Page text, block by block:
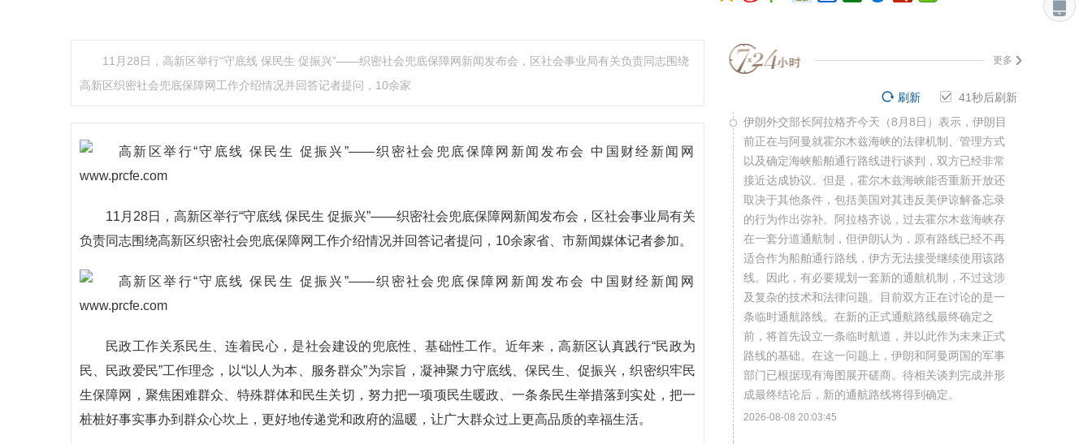
11月28日，高新区举行“守底线 保民生 促振兴”——织密社会兜底保障网新闻发布会，区社会事业局有关负责同志围绕
高新区织密社会兜底保障网工作介绍情况并回答记者提问，10余家
11月28日，高新区举行“守底线 保民生 促振兴”——织密社会兜底保障网新闻发布会，区社会事业局有关
负责同志围绕高新区织密社会兜底保障网工作介绍情况并回答记者提问，10余家省、市新闻媒体记者参加。
民政工作关系民生、连着民心，是社会建设的兜底性、基础性工作。近年来，高新区认真践行“民政为
民、民政爱民”工作理念，以“以人为本、服务群众”为宗旨，凝神聚力守底线、保民生、促振兴，织密织牢民
生保障网，聚焦困难群众、特殊群体和民生关切，努力把一项项民生暖政、一条条民生举措落到实处，把一
桩桩好事实事办到群众心坎上，更好地传递党和政府的温暖，让广大群众过上更高品质的幸福生活。
更多
41秒后刷新
刷新
伊朗外交部长阿拉格齐今天（8月8日）表示，伊朗目
前正在与阿曼就霍尔木兹海峡的法律机制、管理方式
以及确定海峡船舶通行路线进行谈判，双方已经非常
接近达成协议。但是，霍尔木兹海峡能否重新开放还
取决于其他条件，包括美国对其违反美伊谅解备忘录
的行为作出弥补。阿拉格齐说，过去霍尔木兹海峡存
在一套分道通航制，但伊朗认为，原有路线已经不再
适合作为船舶通行路线，伊方无法接受继续使用该路
线。因此，有必要规划一套新的通航机制，不过这涉
及复杂的技术和法律问题。目前双方正在讨论的是一
条临时通航路线。在新的正式通航路线最终确定之
前，将首先设立一条临时航道，并以此作为未来正式
路线的基础。在这一问题上，伊朗和阿曼两国的军事
部门已根据现有海图展开磋商。待相关谈判完成并形
成最终结论后，新的通航路线将得到确定。
2026-08-08 20:03:45